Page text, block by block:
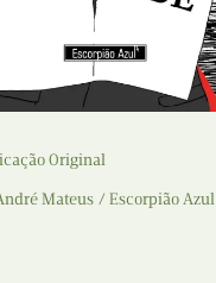
Original
Mateus Escorpião Azul